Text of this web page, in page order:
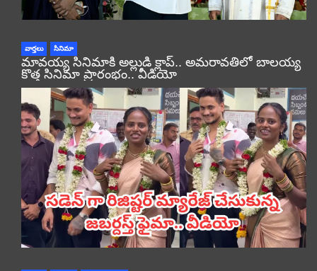
వార్తలు సినిమా
మావయ్య సినిమాకి అల్లుడి క్లాప్.. అమరావతిలో బాలయ్య
కొత్త సినిమా ప్రారంభం.. వీడియో